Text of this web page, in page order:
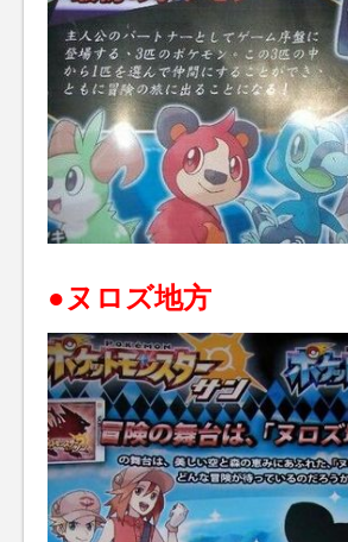
●ヌロズ地方